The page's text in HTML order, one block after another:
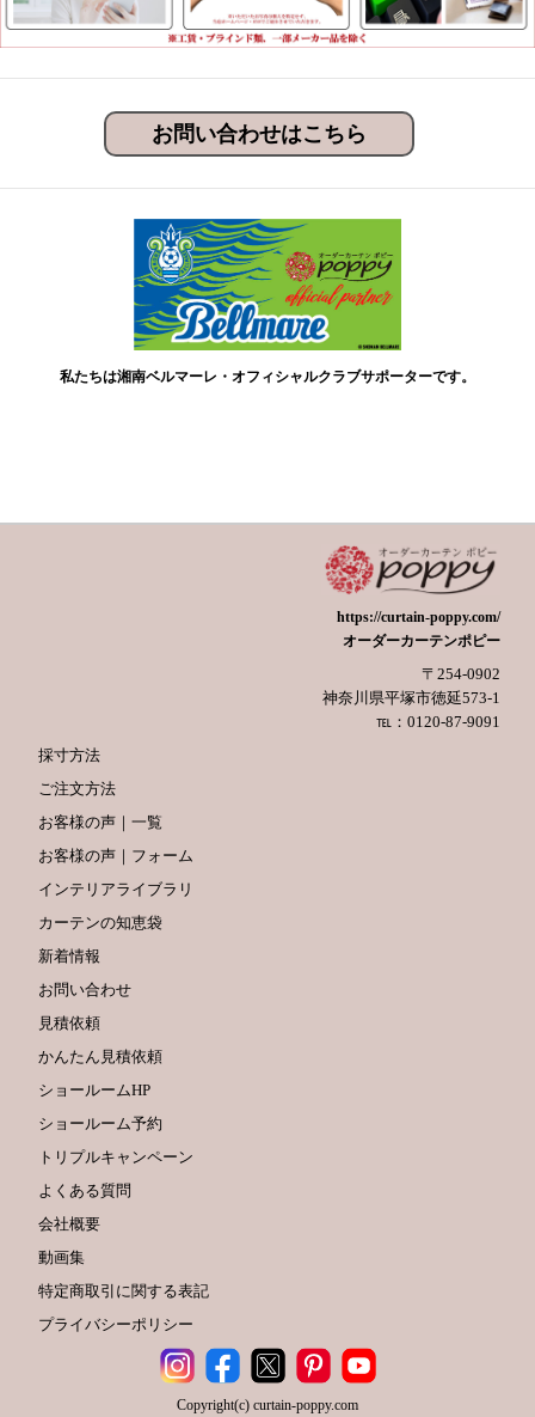
お問い合わせはこちら
私たちは湘南ベルマーレ・オフィシャルクラブサポーターです。
https://curtain-poppy.com/
オーダーカーテンポピー
〒254-0902
神奈川県平塚市徳延573-1
℡：0120-87-9091
採寸方法
ご注文方法
お客様の声｜一覧
お客様の声｜フォーム
インテリアライブラリ
カーテンの知恵袋
新着情報
お問い合わせ
見積依頼
かんたん見積依頼
ショールームHP
ショールーム予約
トリプルキャンペーン
よくある質問
会社概要
動画集
特定商取引に関する表記
プライバシーポリシー
Copyright(c) curtain-poppy.com